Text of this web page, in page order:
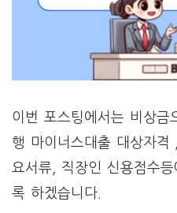
이번 포스팅에서는 비상금
행 마이너스대출 대상자
요서류, 직장인 신용점수
록 하겠습니다.